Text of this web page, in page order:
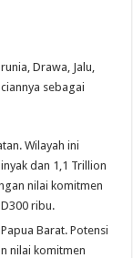
Drawa, Jalu,
sebagai
Wilayah ini
dan 1,1 Trillion
nilai komitmen
ribu.
Barat. Potensi
nilai komitmen